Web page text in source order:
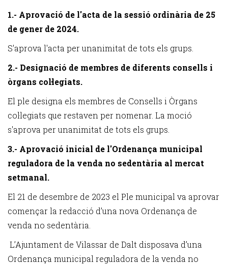
1.- Aprovació de l'acta de la sessió ordinària de 25
de gener de 2024.
S'aprova l'acta per unanimitat de tots els grups.
2.- Designació de membres de diferents consells i
òrgans col·legiats.
El ple designa els membres de Consells i Òrgans
col·legiats que restaven per nomenar. La moció
s'aprova per unanimitat de tots els grups.
3.- Aprovació inicial de l'Ordenança municipal
reguladora de la venda no sedentària al mercat
setmanal.
El 21 de desembre de 2023 el Ple municipal va aprovar
començar la redacció d’una nova Ordenança de
venda no sedentària.
L’Ajuntament de Vilassar de Dalt disposava d’una
Ordenança municipal reguladora de la venda no